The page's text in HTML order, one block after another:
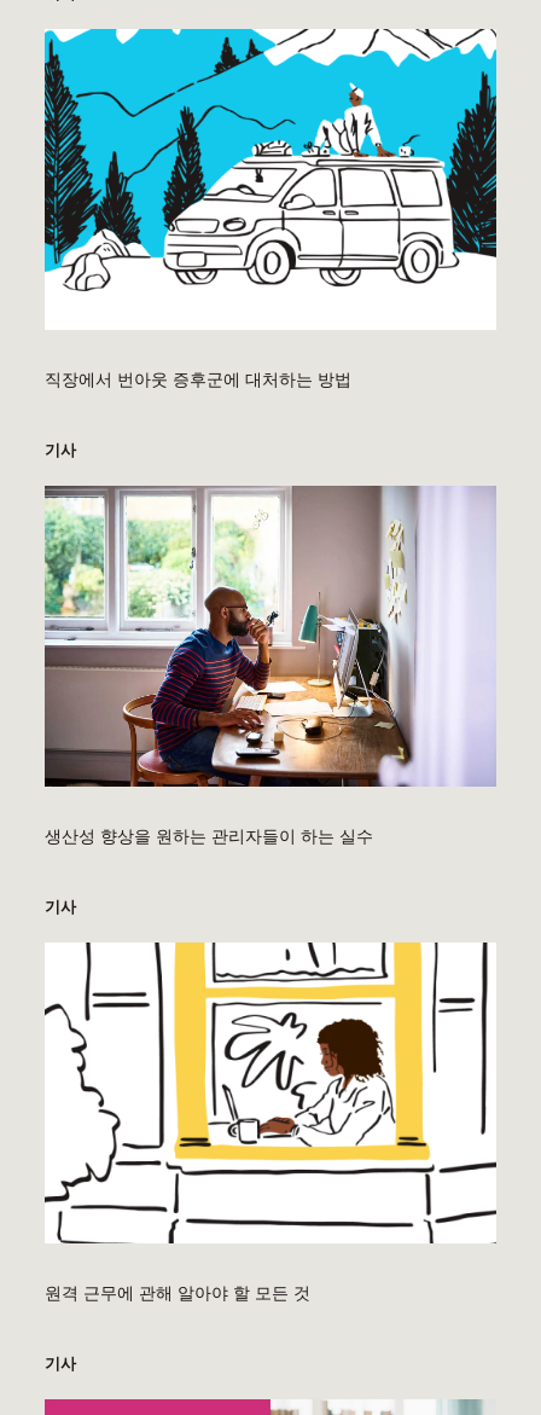
직장에서 번아웃 증후군에 대처하는 방법
기사
생산성 향상을 원하는 관리자들이 하는 실수
기사
원격 근무에 관해 알아야 할 모든 것
기사